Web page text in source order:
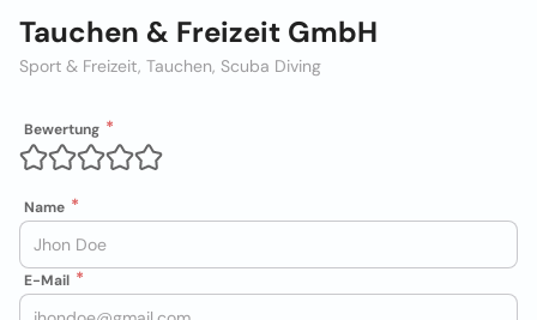
Tauchen & Freizeit GmbH
Sport & Freizeit, Tauchen, Scuba Diving
Bewertung
Name
E-Mail